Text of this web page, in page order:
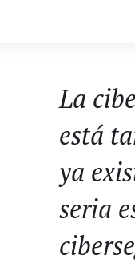
La
está
ya
seria